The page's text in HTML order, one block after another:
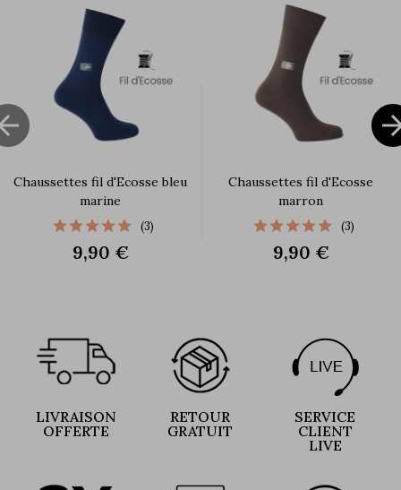
Chaussettes fil d'Ecosse bleu
marine
(3)
9,90 €
Chaussettes fil d'Ecosse
marron
(3)
9,90 €
LIVRAISON
OFFERTE
RETOUR
GRATUIT
SERVICE
CLIENT
LIVE